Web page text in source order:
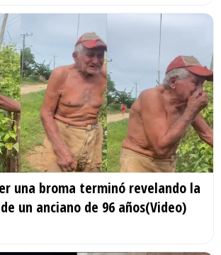
una broma terminó revelando la
un anciano de 96 años(Video)